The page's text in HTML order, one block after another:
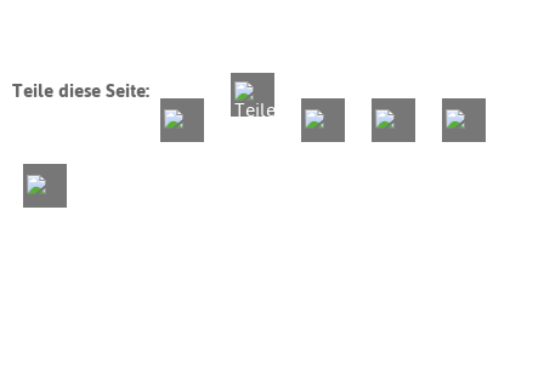
Teile diese Seite: